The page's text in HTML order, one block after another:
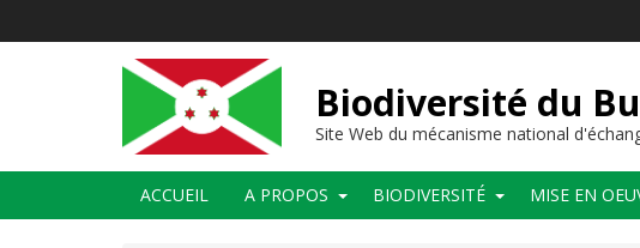
Biodiversité du
Site Web du mécanisme national
Main
navigation
ACCUEIL A PROPOS BIODIVERSITÉ MISE EN